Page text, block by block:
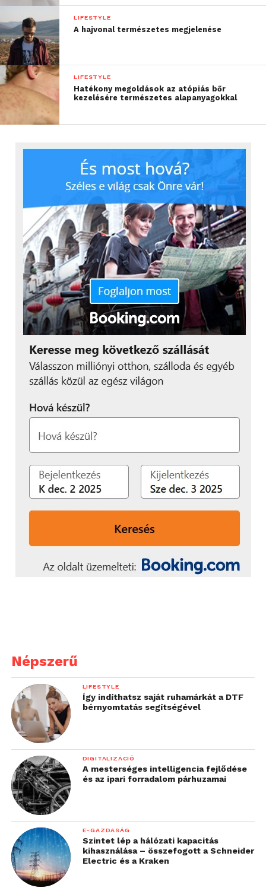
LIFESTYLE
A hajvonal természetes megjelenése
LIFESTYLE
Hatékony megoldások az atópiás bőr
kezelésére természetes alapanyagokkal
Népszerű
LIFESTYLE
Így indíthatsz saját ruhamárkát a DTF
bérnyomtatás segítségével
DIGITALIZÁCIÓ
A mesterséges intelligencia fejlődése
és az ipari forradalom párhuzamai
E-GAZDASÁG
Szintet lép a hálózati kapacitás
kihasználása – összefogott a Schneider
Electric és a Kraken